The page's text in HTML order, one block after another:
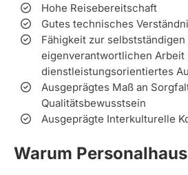
Hohe Reisebereitschaft
Gutes technisches
Fähigkeit zur selbstständigen
eigenverantwortlichen Arbeit
dienstleistungsorientiertes
Ausgeprägtes Maß an
Qualitätsbewusstsein
Ausgeprägte Interkulturelle
Warum